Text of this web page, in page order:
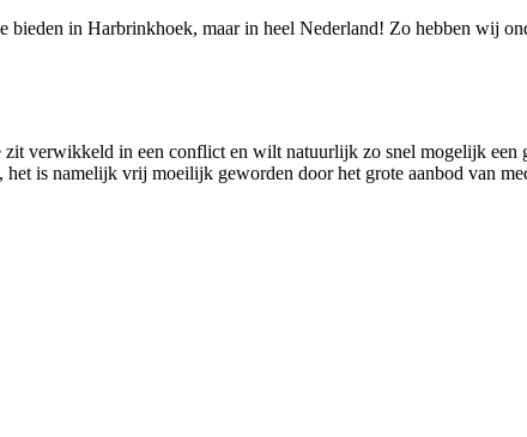
bieden in Harbrinkhoek, maar in heel Nederland! Zo hebben wij
verwikkeld in een conflict en wilt natuurlijk zo snel mogelijk
is namelijk vrij moeilijk geworden door het grote aanbod van